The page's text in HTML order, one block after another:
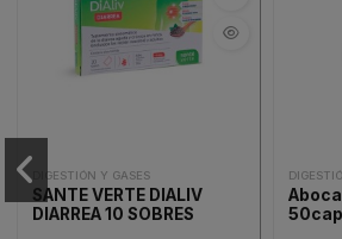
DIGESTIÓN Y GASES
SANTE VERTE DIALIV
DIARREA 10 SOBRES